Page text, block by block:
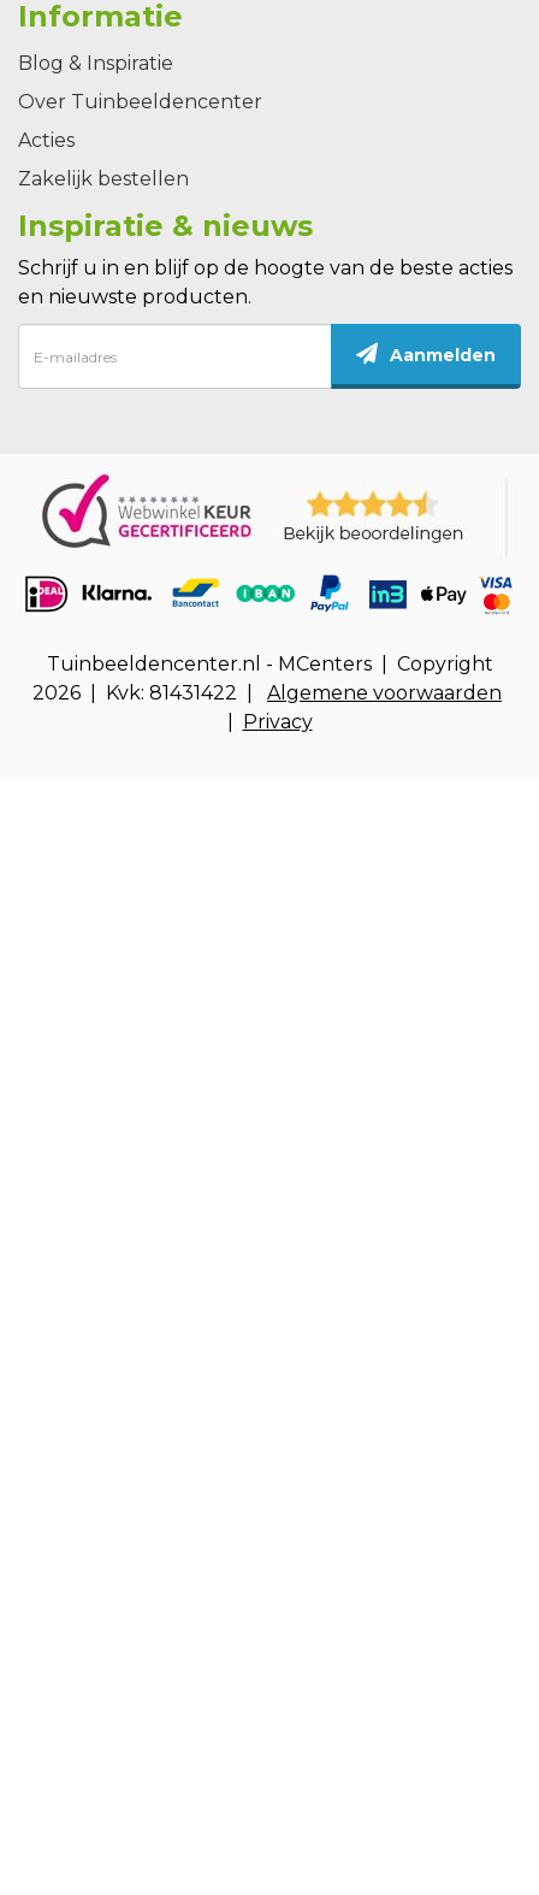
Informatie
Blog & Inspiratie
Over Tuinbeeldencenter
Acties
Zakelijk bestellen
Inspiratie & nieuws
Schrijf u in en blijf op de hoogte van de beste acties
en nieuwste producten.
Aanmelden
Tuinbeeldencenter.nl - MCenters | Copyright
2026 | Kvk: 81431422 | Algemene voorwaarden
Privacy